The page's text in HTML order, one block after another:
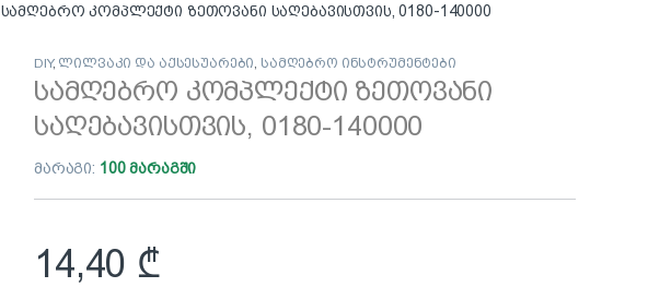
სამღებრო კომპლექტი ზეთოვანი საღებავისთვის, 0180-140000
DIY, ლილვაკი და აქსესუარები, სამღებრო ინსტრუმენტები
სამღებრო კომპლექტი ზეთოვანი
საღებავისთვის, 0180-140000
მარაგი: 100 მარაგში
14,40 ₾